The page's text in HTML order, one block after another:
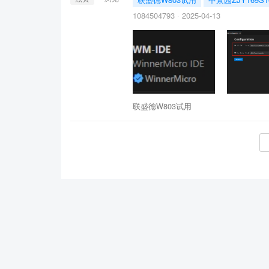
1084504793
2025-04-13
联盛德W803试用